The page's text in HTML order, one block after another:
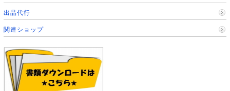
出品代行
関連ショップ